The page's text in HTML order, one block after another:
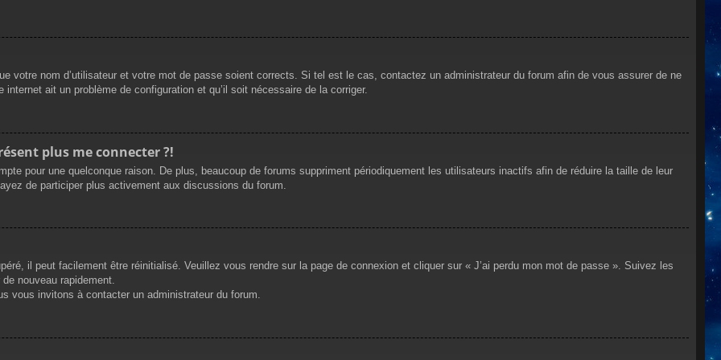
votre nom d’utilisateur et votre mot de passe soient corrects. Si tel est le cas, contactez un administrateur du forum afin de vous assurer de ne
ait un problème de configuration et qu’il soit nécessaire de la corriger.
plus me connecter ?!
pour une quelconque raison. De plus, beaucoup de forums suppriment périodiquement les utilisateurs inactifs afin de réduire la taille de leur
de participer plus activement aux discussions du forum.
il peut facilement être réinitialisé. Veuillez vous rendre sur la page de connexion et cliquer sur « J’ai perdu mon mot de passe ». Suivez les
nouveau rapidement.
vous invitons à contacter un administrateur du forum.